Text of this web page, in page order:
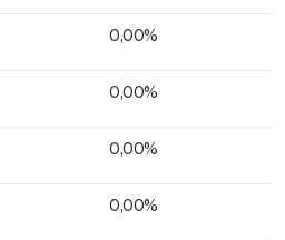
0,00%
0,00%
0,00%
0,00%